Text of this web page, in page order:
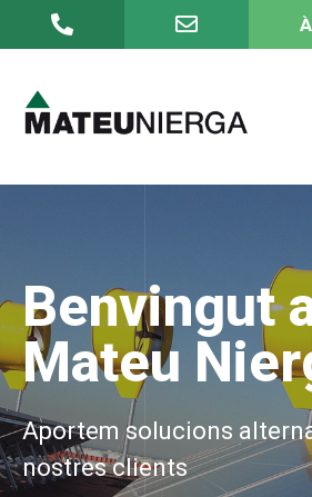
Benvingut
Mateu
Aportem solucions
nostres clients